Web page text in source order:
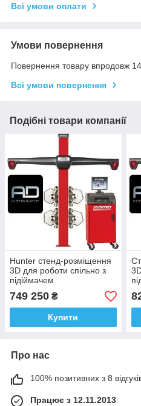
Всі умови оплати
Умови повернення
Повернення товару впродовж
Всі умови повернення
Подібні товари компанії
Hunter стенд-розміщення
3D для роботи спільно з
підіймачем
749 250 ₴
Купити
Про нас
100% позитивних з 8
Працює з 12.11.2013